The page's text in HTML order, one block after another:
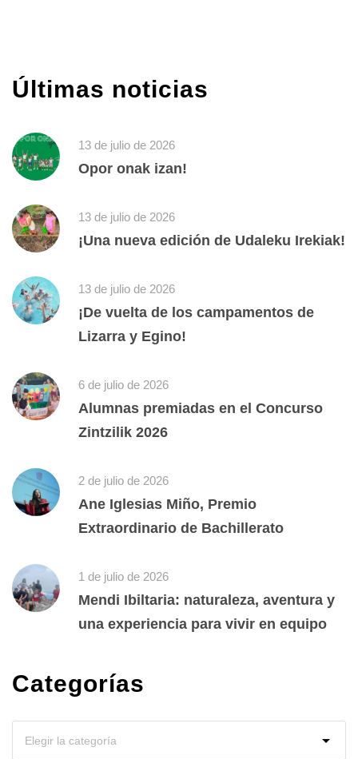
Últimas noticias
13 de julio de 2026
Opor onak izan!
13 de julio de 2026
¡Una nueva edición de Udaleku Irekiak!
13 de julio de 2026
¡De vuelta de los campamentos de
Lizarra y Egino!
6 de julio de 2026
Alumnas premiadas en el Concurso
Zintzilik 2026
2 de julio de 2026
Ane Iglesias Miño, Premio
Extraordinario de Bachillerato
1 de julio de 2026
Mendi Ibiltaria: naturaleza, aventura y
una experiencia para vivir en equipo
Categorías